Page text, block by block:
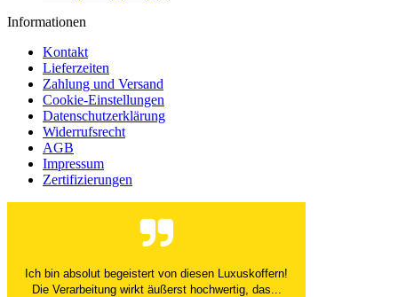
Informationen
Kontakt
Lieferzeiten
Zahlung und Versand
Cookie-Einstellungen
Datenschutzerklärung
Widerrufsrecht
AGB
Impressum
Zertifizierungen
Ich bin absolut begeistert von diesen Luxuskoffern!
Die Verarbeitung wirkt äußerst hochwertig, das...